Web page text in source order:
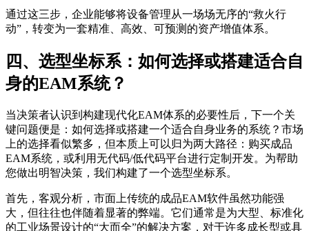
通过这三步，企业能够将设备管理从一场场无序的“救火行
动”，转变为一套精准、高效、可预测的资产增值体系。
四、选型坐标系：如何选择或搭建适合自
身的EAM系统？
当决策者认识到构建现代化EAM体系的必要性后，下一个关
键问题便是：如何选择或搭建一个适合自身业务的系统？市场
上的选择看似繁多，但本质上可以归为两大路径：购买成品
EAM系统，或利用无代码/低代码平台进行定制开发。为帮助
您做出明智决策，我们构建了一个选型坐标系。
首先，客观分析，市面上传统的成品EAM软件虽然功能强
大，但往往也伴随着显著的弊端。它们通常是为大型、标准化
的工业场景设计的“大而全”的解决方案，对于许多成长型或具